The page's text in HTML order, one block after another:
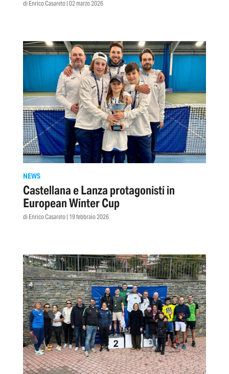
di Enrico Casareto | 02 marzo 2026
NEWS
Castellana e Lanza protagonisti in
European Winter Cup
di Enrico Casareto | 19 febbraio 2026